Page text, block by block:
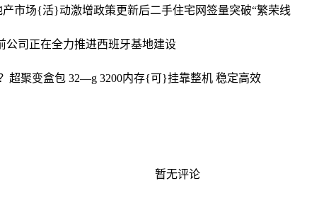
产市场{活}动激增政策更新后二手住宅网签量突破“繁荣线
公司正在全力推进西班牙基地建设
超聚变盒包 32—g 3200内存{可}挂靠整机 稳定高效
暂无评论